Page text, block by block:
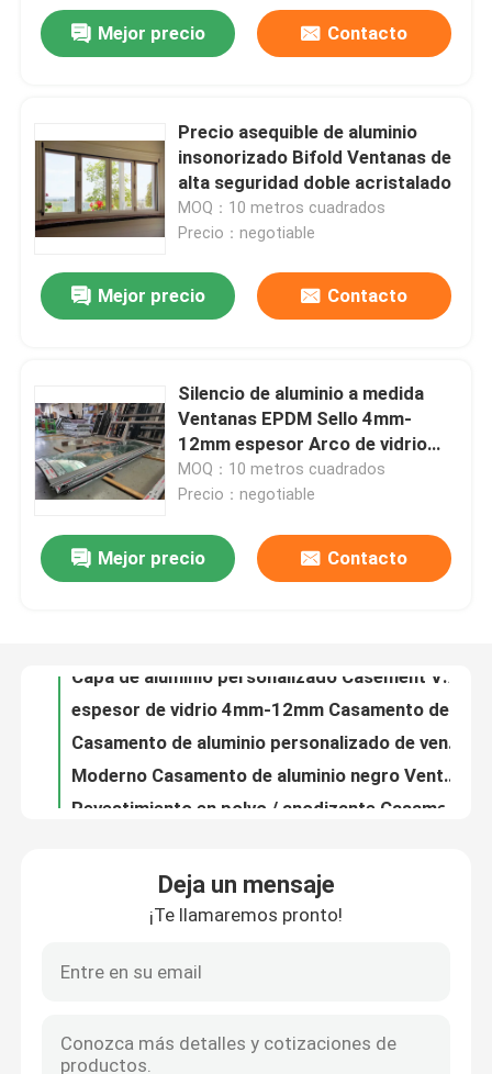
Hogar
Productos
vídeos
Viaje de la fábrica
Control de calidad
Ventanas dobladas de aluminio
Mejor precio Contacto
Precio asequible de aluminio
insonorizado Bifold Ventanas de
alta seguridad doble acristalado
MOQ：10 metros cuadrados
Precio：negotiable
Mejor precio Contacto
Silencio de aluminio a medida
Ventanas EPDM Sello 4mm-
12mm espesor Arco de vidrio
deslizante suave
MOQ：10 metros cuadrados
Precio：negotiable
Mejor precio Contacto
Deja un mensaje
¡Te llamaremos pronto!